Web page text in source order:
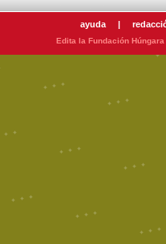
ayuda |
Edita la Fundación